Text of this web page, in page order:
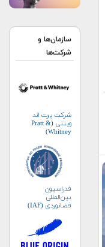
سازمان‌ها و
شرکت‌ها
شرکت پرت اند
ویتنی (Pratt &
Whitney)
فدراسیون
بین‌المللی
فضانوردی (IAF)